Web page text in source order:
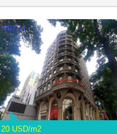
City, Vietnam
20 USD/m2